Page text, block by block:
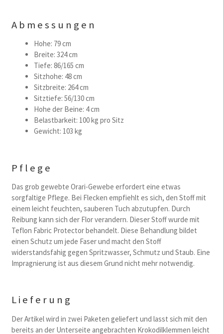
Abmessungen
Hohe: 79 cm
Breite: 324 cm
Tiefe: 86/165 cm
Sitzhohe: 48 cm
Sitzbreite: 264 cm
Sitztiefe: 56/130 cm
Hohe der Beine: 4 cm
Belastbarkeit: 100 kg pro Sitz
Gewicht: 103 kg
Pflege
Das grob gewebte Orari-Gewebe erfordert eine etwas
sorgfaltige Pflege. Bei Flecken empfiehlt es sich, den Stoff mit
einem leicht feuchten, sauberen Tuch abzutupfen. Durch
Reibung kann sich der Flor verandern. Dieser Stoff wurde mit
Teflon Fabric Protector behandelt. Diese Behandlung bildet
einen Schutz um jede Faser und macht den Stoff
widerstandsfahig gegen Spritzwasser, Schmutz und Staub. Eine
Impragnierung ist aus diesem Grund nicht mehr notwendig.
Lieferung
Der Artikel wird in zwei Paketen geliefert und lasst sich mit den
bereits an der Unterseite angebrachten Krokodilklemmen leicht